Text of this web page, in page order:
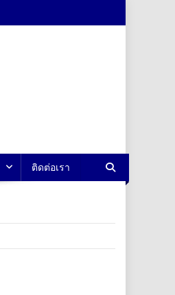
ติดต่อเรา